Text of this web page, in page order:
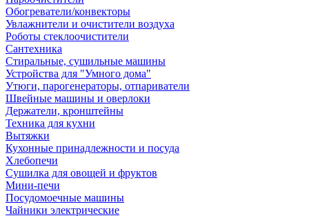
Обогреватели/конвекторы
Увлажнители и очистители воздуха
Роботы стеклоочистители
Сантехника
Стиральные, сушильные машины
Устройства для "Умного дома"
Утюги, парогенераторы, отпариватели
Швейные машины и оверлоки
Держатели, кронштейны
Техника для кухни
Вытяжки
Кухонные принадлежности и посуда
Хлебопечи
Сушилка для овощей и фруктов
Мини-печи
Посудомоечные машины
Чайники электрические